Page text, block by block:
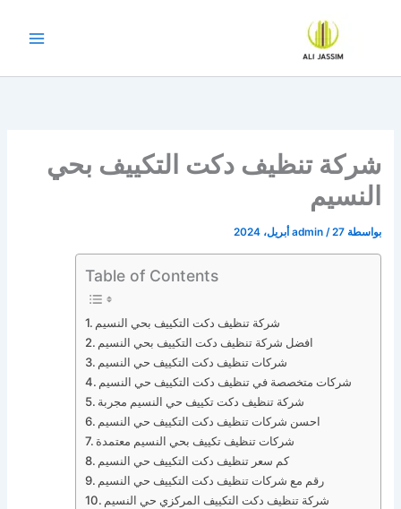
شركة تنظيف دكت التكييف بحي
النسيم
بواسطة admin /27 أبريل، 2024
Table of Contents
شركة تنظيف دكت التكييف بحي النسيم
افضل شركة تنظيف دكت التكييف بحي النسيم
شركات تنظيف دكت التكييف حي النسيم
شركات متخصصة في تنظيف دكت التكييف حي النسيم
شركة تنظيف دكت تكييف حي النسيم مجربة
احسن شركات تنظيف دكت التكييف حي النسيم
شركات تنظيف تكييف بحي النسيم معتمدة
كم سعر تنظيف دكت التكييف حي النسيم
رقم مع شركات تنظيف دكت التكييف حي النسيم
شركة تنظيف دكت التكييف المركزي حي النسيم